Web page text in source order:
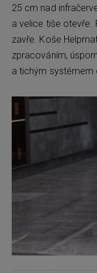
25 cm nad
a velice tiše otevře.
zavře. Koše
zpracováním,
a tichým systémem